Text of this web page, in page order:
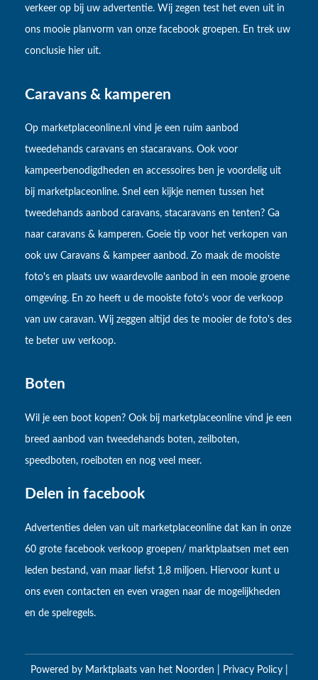
verkeer op bij uw advertentie. Wij zegen test het even uit in
ons mooie planvorm van onze facebook groepen. En trek uw
conclusie hier uit.
Caravans & kamperen
Op marketplaceonline.nl vind je een ruim aanbod
tweedehands caravans en stacaravans. Ook voor
kampeerbenodigdheden en accessoires ben je voordelig uit
bij marketplaceonline. Snel een kijkje nemen tussen het
tweedehands aanbod caravans, stacaravans en tenten? Ga
naar caravans & kamperen. Goeie tip voor het verkopen van
ook uw Caravans & kampeer aanbod. Zo maak de mooiste
foto's en plaats uw waardevolle aanbod in een mooie groene
omgeving. En zo heeft u de mooiste foto's voor de verkoop
van uw caravan. Wij zeggen altijd des te mooier de foto's des
te beter uw verkoop.
Boten
Wil je een boot kopen? Ook bij marketplaceonline vind je een
breed aanbod van tweedehands boten, zeilboten,
speedboten, roeiboten en nog veel meer.
Delen in facebook
Advertenties delen van uit marketplaceonline dat kan in onze
60 grote facebook verkoop groepen/ marktplaatsen met een
leden bestand, van maar liefst 1,8 miljoen. Hiervoor kunt u
ons even contacten en even vragen naar de mogelijkheden
en de spelregels.
Powered by Marktplaats van het Noorden Privacy Policy